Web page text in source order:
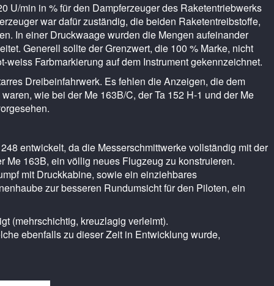
U/min in % für den Dampferzeuger des Raketentriebwerks
war dafür zuständig, die beiden Raketentreibstoffe,
In einer Druckwaage wurden die Mengen aufeinander
Generell sollte der Grenzwert, die 100 % Marke, nicht
Farbmarkierung auf dem Instrument gekennzeichnet.
Dreibeinfahrwerk. Es fehlen die Anzeigen, die dem
wie bei der Me 163B/C, der Ta 152 H-1 und der Me
entwickelt, da die Messerschmittwerke vollständig mit der
163B, ein völlig neues Flugzeug zu konstruieren.
mit Druckkabine, sowie ein einziehbares
zur besseren Rundumsicht für den Piloten, ein
(mehrschichtig, kreuzlagig verleimt).
ebenfalls zu dieser Zeit in Entwicklung wurde,